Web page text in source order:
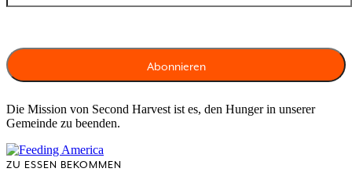
Die Mission von Second Harvest ist es, den Hunger in unserer
Gemeinde zu beenden.
ZU ESSEN BEKOMMEN